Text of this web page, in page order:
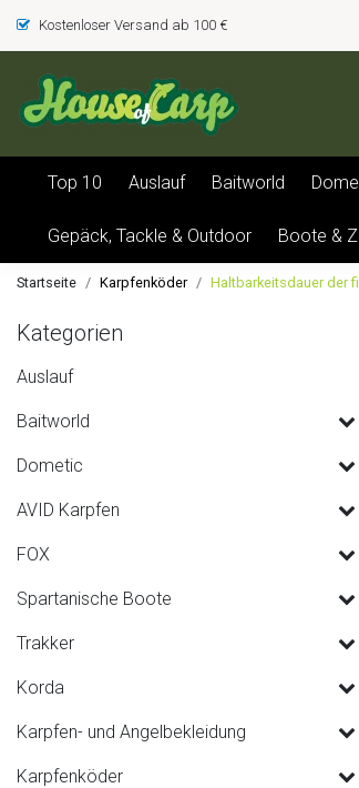
Kostenloser Versand ab 100 €
Top 10 Auslauf Baitworld
Gepäck, Tackle & Outdoor Boote &
Startseite Karpfenköder Haltbarkeitsdauer der
Kategorien
Auslauf
Baitworld
Dometic
AVID Karpfen
FOX
Spartanische Boote
Trakker
Korda
Karpfen- und Angelbekleidung
Karpfenköder